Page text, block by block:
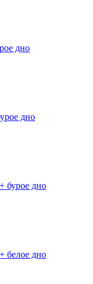
дно
дно
бурое дно
белое дно